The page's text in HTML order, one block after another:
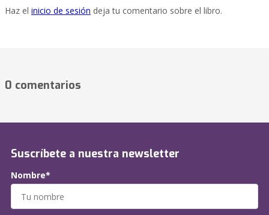
Haz el inicio de sesión deja tu comentario sobre el libro.
0 comentarios
Suscríbete a nuestra newsletter
Nombre*